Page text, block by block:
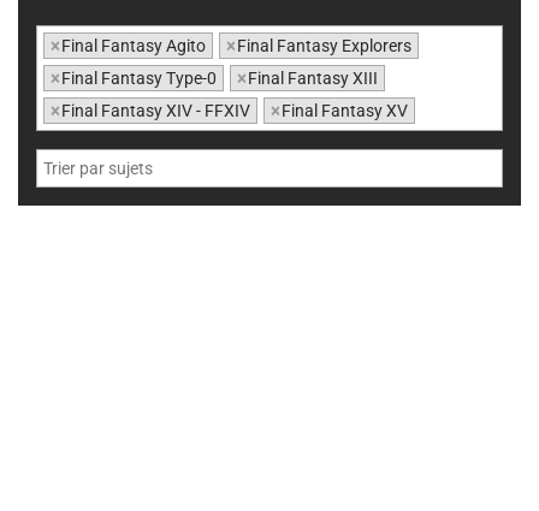
×Final Fantasy Agito ×Final Fantasy Explorers
×Final Fantasy Type-0 ×Final Fantasy XIII
×Final Fantasy XIV - FFXIV ×Final Fantasy XV